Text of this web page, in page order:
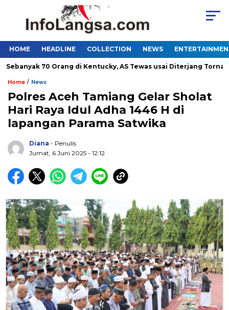
HOME HEADLINE COLLECTION NEWS
70 Orang di Kentucky, AS Tewas usai Diterjang Tornado
Home / News
Polres Aceh Tamiang Gelar Sholat
Hari Raya Idul Adha 1446 H di
lapangan Parama Satwika
Diana - Penulis
Jumat, 6 Juni 2025 - 12:12